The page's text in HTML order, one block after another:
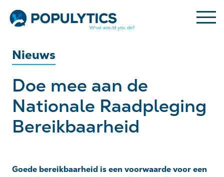
Nieuws
Doe mee aan de
Nationale Raadpleging
Bereikbaarheid
Goede bereikbaarheid is een voorwaarde voor een